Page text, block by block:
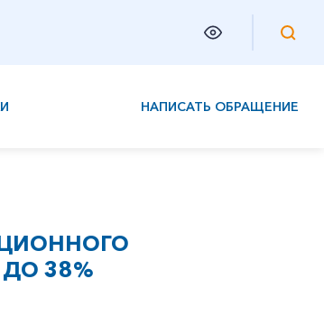
НАПИСАТЬ ОБРАЩЕНИЕ
38%